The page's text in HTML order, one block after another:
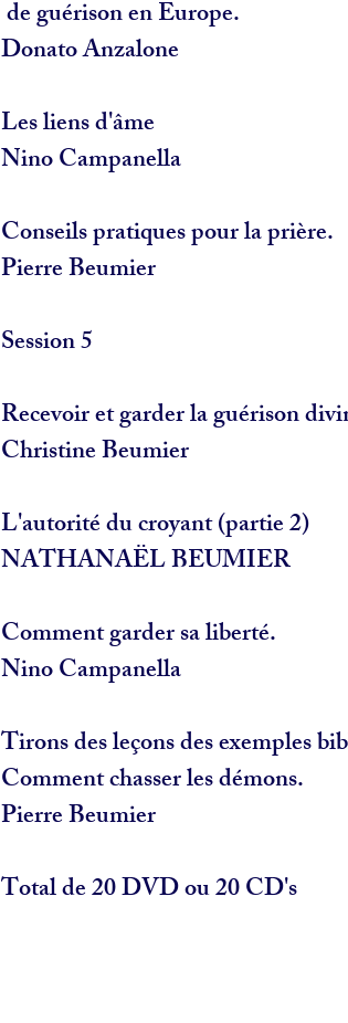
de guérison en Europe.
Donato Anzalone
Les liens d'âme
Nino Campanella
Conseils pratiques pour la prière.
Pierre Beumier
Session 5
Recevoir et garder la guérison
Christine Beumier
L'autorité du croyant (partie 2)
NATHANAËL BEUMIER
Comment garder sa liberté.
Nino Campanella
Tirons des leçons des exemples
Comment chasser les démons.
Pierre Beumier
Total de 20 DVD ou 20 CD's